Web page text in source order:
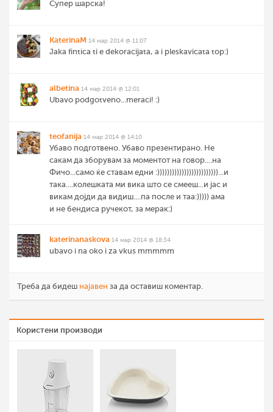
Супер шарска!
KaterinaM 14 мар 2014 @ 11:07
Jaka fintica ti e dekoracijata, a i pleskavicata top:)
albetina 14 мар 2014 @ 12:01
Ubavo podgotveno...meraci! :)
teofanija 14 мар 2014 @ 14:10
Убаво подготвено. Убаво презентирано. Не
сакам да зборувам за моментот на говор....на
Фичо...само ќе ставам едни :)))))))))))))))))))))))))...и
така....колешката ми вика што се смееш...и јас и
викам дојди да видиш....па после и таа:))))) ама
и не бендиса ручекот, за мерак:)
katerinanaskova 14 мар 2014 @ 18:34
ubavo i na oko i za vkus mmmmm
Треба да бидеш најавен за да оставиш коментар.
Користени производи